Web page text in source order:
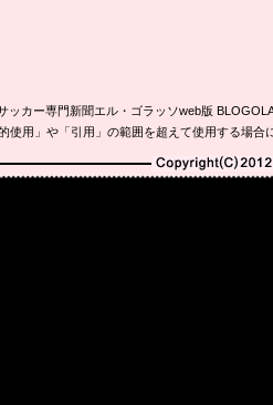
ッカー専門新聞エル・ゴラッソweb版
使用」や「引用」の範囲を超えて使用する場
Copyright(C)2010-